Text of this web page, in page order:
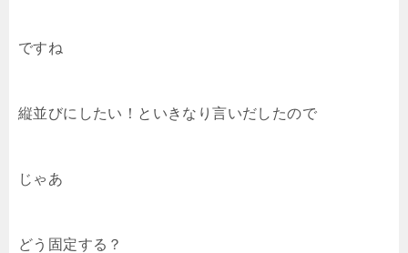
ですね
縦並びにしたい！といきなり言いだしたので
じゃあ
どう固定する？